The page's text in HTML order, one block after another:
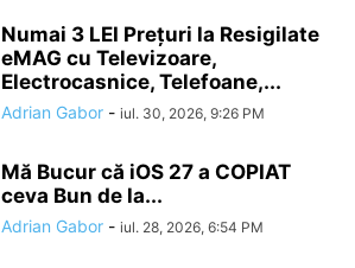
Numai 3 LEI Prețuri la Resigilate
eMAG cu Televizoare,
Electrocasnice, Telefoane,...
Adrian Gabor - iul. 30, 2026, 9:26 PM
Mă Bucur că iOS 27 a COPIAT
ceva Bun de la...
Adrian Gabor - iul. 28, 2026, 6:54 PM